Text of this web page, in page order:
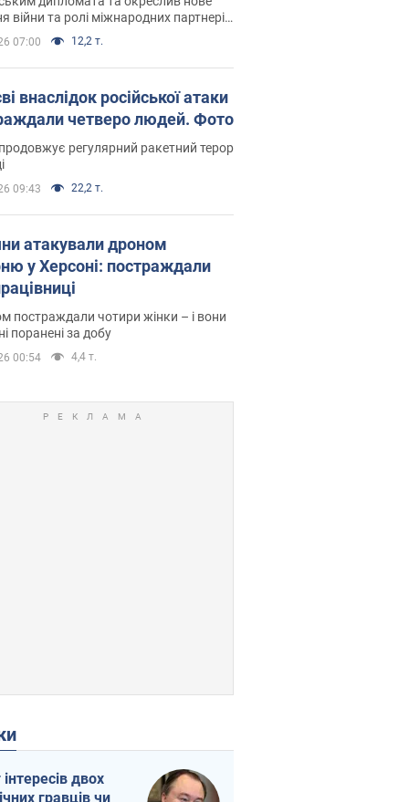
війни та ролі міжнародних партнерів
з Росією
07:00 12,2 т.
внаслідок російської атаки
четверо людей. Фото
регулярний ракетний терор
09:43 22,2 т.
атакували дроном
у Херсоні: постраждали
постраждали чотири жінки – і вони
поранені за добу
00:54 4,4 т.
інтересів двох
гравців чи